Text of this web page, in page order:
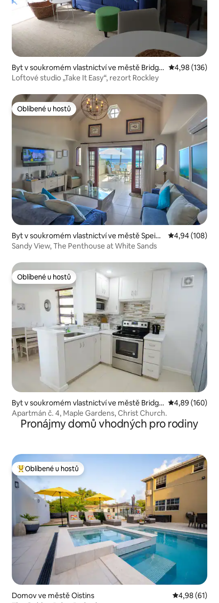
Byt v soukromém vlastnictví ve městě Bridge
town
Průměrné
4,98 (136)
Loftové studio „Take It Easy“, rezort Rockley
Oblíbené u hostů
Oblíbené u hostů
Byt v soukromém vlastnictví ve městě Speigh
tstown
Průměrné
4,94 (108)
Sandy View, The Penthouse at White Sands
Oblíbené u hostů
Oblíbené u hostů
Byt v soukromém vlastnictví ve městě Bridge
town
Průměrné
4,89 (160)
Apartmán č. 4, Maple Gardens, Christ Church.
Pronájmy domů vhodných pro rodiny
Nejlepší v kategorii Oblíbené u hostů
Oblíbené u hostů
Domov ve městě Oistins Průměrné
4,98 (61)